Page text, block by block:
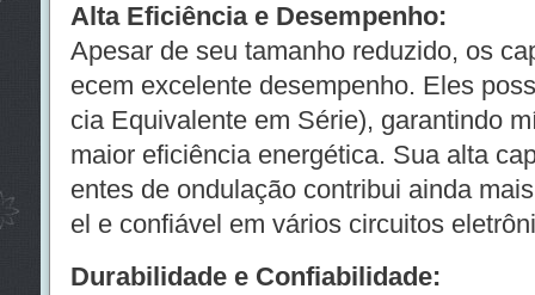
Alta Eficiência e Desempenho:
Apesar de seu tamanho reduzido, os
ecem excelente desempenho. Eles
cia Equivalente em Série), garantindo
maior eficiência energética. Sua alta
entes de ondulação contribui ainda
el e confiável em vários circuitos
Durabilidade e Confiabilidade: